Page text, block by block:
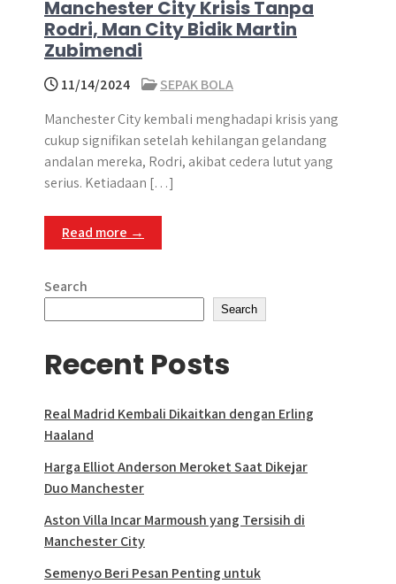
Manchester City Krisis Tanpa
Rodri, Man City Bidik Martin
Zubimendi
11/14/2024
SEPAK BOLA
Manchester City kembali menghadapi krisis yang
cukup signifikan setelah kehilangan gelandang
andalan mereka, Rodri, akibat cedera lutut yang
serius. Ketiadaan […]
Read more →
Search
Search
Recent Posts
Real Madrid Kembali Dikaitkan dengan Erling
Haaland
Harga Elliot Anderson Meroket Saat Dikejar
Duo Manchester
Aston Villa Incar Marmoush yang Tersisih di
Manchester City
Semenyo Beri Pesan Penting untuk